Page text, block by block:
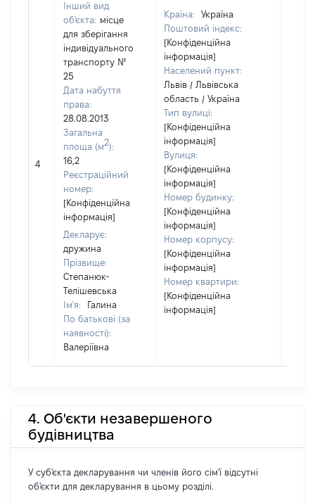
4
Інший вид
об'єкта: місце
для зберігання
індивідуального
транспорту №
25
Дата набуття
права:
28.08.2013
Загальна
площа (м2):
16,2
Реєстраційний
номер:
[Конфіденційна
інформація]
Декларує:
дружина
Прізвище:
Степанюк-
Телішевська
Ім'я:
Галина
По батькові (за
наявності):
Валеріївна
Країна:
Україна
Поштовий індекс:
[Конфіденційна
інформація]
Населений пункт:
Львів / Львівська
область / Україна
Тип вулиці:
[Конфіденційна
інформація]
Вулиця:
[Конфіденційна
інформація]
Номер будинку:
[Конфіденційна
інформація]
Номер корпусу:
[Конфіденційна
інформація]
Номер квартири:
[Конфіденційна
інформація]
4. Об'єкти незавершеного
будівництва
У суб'єкта декларування чи членів його сім'ї відсутні
об'єкти для декларування в цьому розділі.